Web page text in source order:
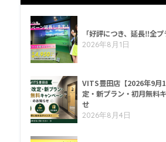
「好評につき、延長‼全プ
2026年8月1日
VITS豊田店【2026年9月
定・新プラン・初月無料
せ
2026年8月4日